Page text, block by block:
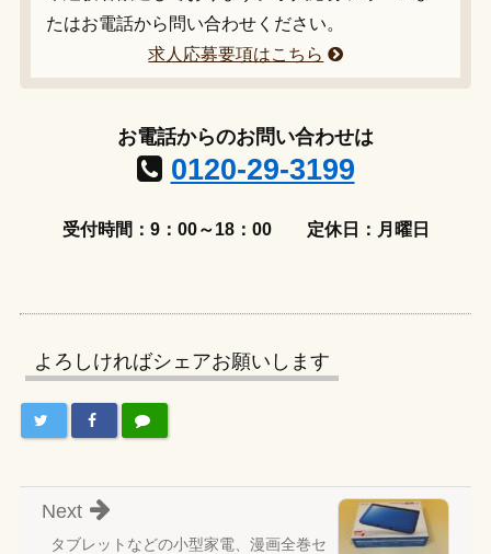
たはお電話から問い合わせください。
求人応募要項はこちら
お電話からのお問い合わせは
0120-29-3199
受付時間：9：00～18：00 定休日：月曜日
よろしければシェアお願いします
タブレットなどの小型家電、漫画全巻セ
Next